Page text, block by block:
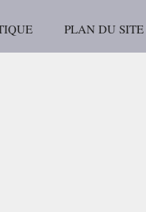
PLAN DU SITE